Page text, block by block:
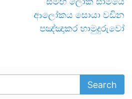
ආලෝකය සොයා වඩින
පඤ්ඤාකර හාමුදුරුවෝ